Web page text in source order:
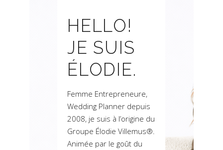
HELLO!
JE SUIS
ÉLODIE.
Femme Entrepreneure,
Wedding Planner depuis
2008, je suis à l’origine du
Groupe Élodie Villemus®.
Animée par le goût du